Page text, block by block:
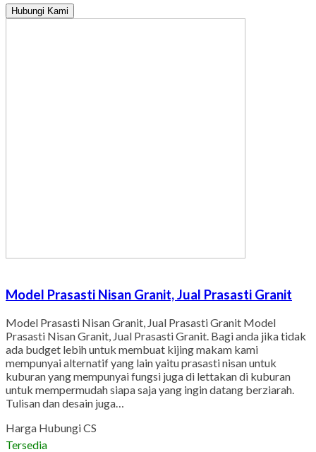
Hubungi Kami
Model Prasasti Nisan Granit, Jual Prasasti Granit
Model Prasasti Nisan Granit, Jual Prasasti Granit Model
Prasasti Nisan Granit, Jual Prasasti Granit. Bagi anda jika tidak
ada budget lebih untuk membuat kijing makam kami
mempunyai alternatif yang lain yaitu prasasti nisan untuk
kuburan yang mempunyai fungsi juga di lettakan di kuburan
untuk mempermudah siapa saja yang ingin datang berziarah.
Tulisan dan desain juga…
Harga Hubungi CS
Tersedia